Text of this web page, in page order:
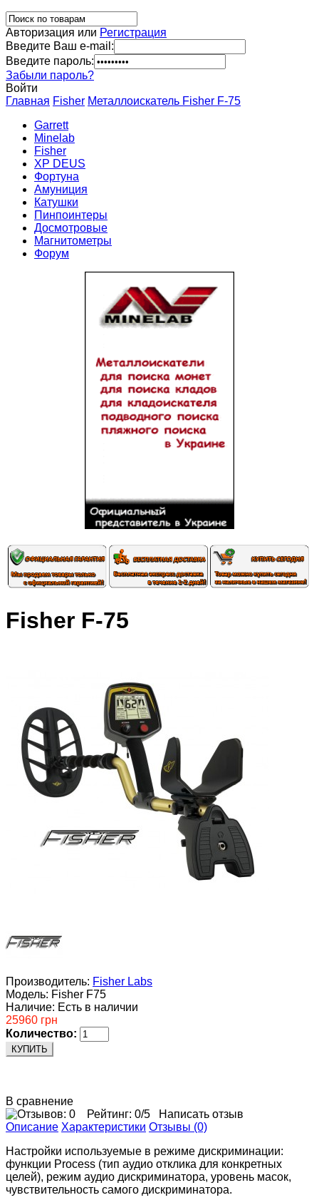
Авторизация или Регистрация
Введите Ваш e-mail:
Введите пароль:
Забыли пароль?
Войти
Главная Fisher Металлоискатель Fisher F-75
Garrett
Minelab
Fisher
XP DEUS
Фортуна
Амуниция
Катушки
Пинпоинтеры
Досмотровые
Магнитометры
Форум
Fisher F-75
Производитель: Fisher Labs
Модель: Fisher F75
Наличие: Есть в наличии
25960 грн
Количество:
КУПИТЬ
В сравнение
Рейтинг: 0/5
Написать отзыв
Описание Характеристики Отзывы (0)
Настройки используемые в режиме дискриминации:
функции Process (тип аудио отклика для конкретных
целей), режим аудио дискриминатора, уровень масок,
чувствительность самого дискриминатора.